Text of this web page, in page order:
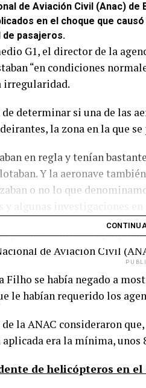
de Aviación Civil (Anac)
en el choque que
pasajeros.
G1, el director de la
“en condiciones
irregularidad.
determinar si una de las
la zona en la que
en regla y tenían
Y la aeronave
o no lo que
portal brasilero, el
de Aviación Civil
Filho se había negado a
le habían requerido los
la ANAC consideraron
era la mínima, unos
de helicópteros en